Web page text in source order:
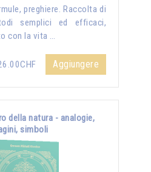
preghiere. Raccolta di
semplici ed efficaci,
con la vita …
Aggiungere
della natura - analogie,
simboli